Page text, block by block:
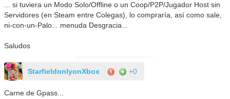
... si tuviera un Modo Solo/Offline o un Coop/P2P/Jugador Host sin
Servidores (en Steam entre Colegas), lo compraría, así como sale,
ni-con-un-Palo... menuda Desgracia...
Saludos
StarfieldonlyonXbox +0
Carne de Gpass...